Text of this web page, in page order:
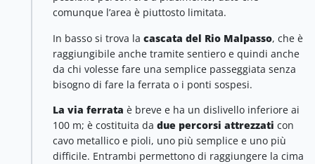
comunque l’area è piuttosto limitata.
In basso si trova la cascata del Rio Malpasso, che è
raggiungibile anche tramite sentiero e quindi anche
da chi volesse fare una semplice passeggiata senza
bisogno di fare la ferrata o i ponti sospesi.
La via ferrata è breve e ha un dislivello inferiore ai
100 m; è costituita da due percorsi attrezzati con
cavo metallico e pioli, uno più semplice e uno più
difficile. Entrambi permettono di raggiungere la cima